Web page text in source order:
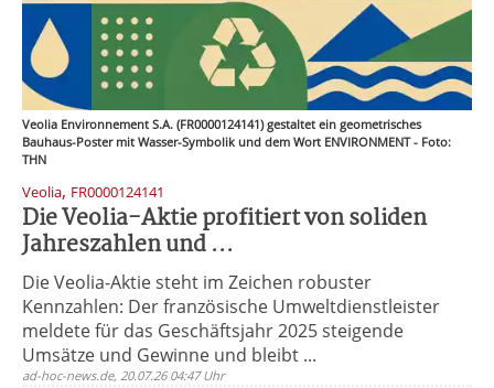
Veolia Environnement S.A. (FR0000124141) gestaltet ein geometrisches
Bauhaus-Poster mit Wasser-Symbolik und dem Wort ENVIRONMENT - Foto:
THN
Veolia, FR0000124141
Die Veolia-Aktie profitiert von soliden
Jahreszahlen und ...
Die Veolia-Aktie steht im Zeichen robuster
Kennzahlen: Der französische Umweltdienstleister
meldete für das Geschäftsjahr 2025 steigende
Umsätze und Gewinne und bleibt ...
ad-hoc-news.de, 20.07.26 04:47 Uhr